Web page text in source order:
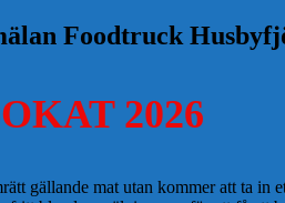
Foodtruck
2026
gällande mat utan kommer att ta in